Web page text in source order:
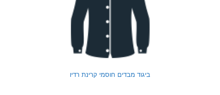
ביגוד מבדים חוסמי קרינת רדיו